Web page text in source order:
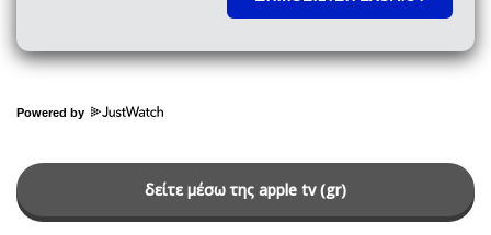
Powered by
δείτε μέσω της apple tv (gr)